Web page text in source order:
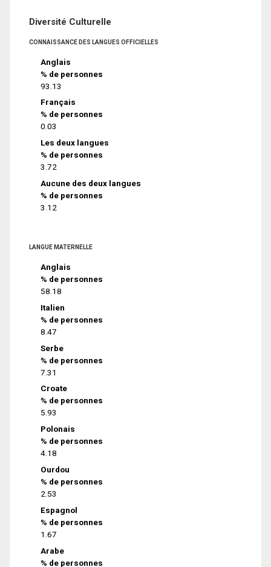
Diversité Culturelle
CONNAISSANCE DES LANGUES OFFICIELLES
Anglais
% de personnes
93.13
Français
% de personnes
0.03
Les deux langues
% de personnes
3.72
Aucune des deux langues
% de personnes
3.12
LANGUE MATERNELLE
Anglais
% de personnes
58.18
Italien
% de personnes
8.47
Serbe
% de personnes
7.31
Croate
% de personnes
5.93
Polonais
% de personnes
4.18
Ourdou
% de personnes
2.53
Espagnol
% de personnes
1.67
Arabe
% de personnes